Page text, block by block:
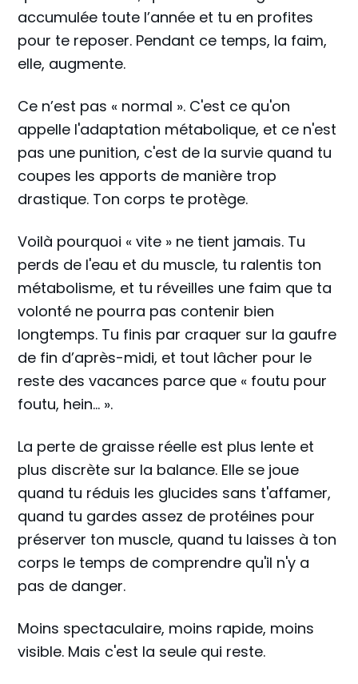
accumulée toute l’année et tu en profites
pour te reposer. Pendant ce temps, la faim,
elle, augmente.
Ce n’est pas « normal ». C'est ce qu'on
appelle l'adaptation métabolique, et ce n'est
pas une punition, c'est de la survie quand tu
coupes les apports de manière trop
drastique. Ton corps te protège.
Voilà pourquoi « vite » ne tient jamais. Tu
perds de l'eau et du muscle, tu ralentis ton
métabolisme, et tu réveilles une faim que ta
volonté ne pourra pas contenir bien
longtemps. Tu finis par craquer sur la gaufre
de fin d’après-midi, et tout lâcher pour le
reste des vacances parce que « foutu pour
foutu, hein… ».
La perte de graisse réelle est plus lente et
plus discrète sur la balance. Elle se joue
quand tu réduis les glucides sans t'affamer,
quand tu gardes assez de protéines pour
préserver ton muscle, quand tu laisses à ton
corps le temps de comprendre qu'il n'y a
pas de danger.
Moins spectaculaire, moins rapide, moins
visible. Mais c'est la seule qui reste.